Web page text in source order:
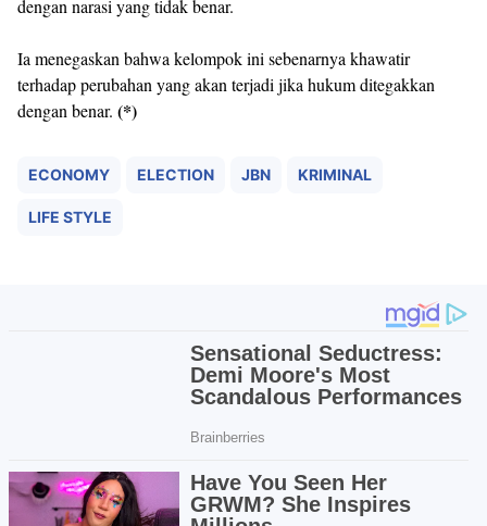
dengan narasi yang tidak benar.
Ia menegaskan bahwa kelompok ini sebenarnya khawatir
terhadap perubahan yang akan terjadi jika hukum ditegakkan
dengan benar. (*)
ECONOMY ELECTION JBN KRIMINAL
LIFE STYLE